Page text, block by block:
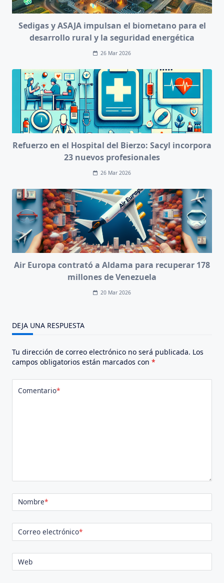
Sedigas y ASAJA impulsan el biometano para el
desarrollo rural y la seguridad energética
26 Mar 2026
Refuerzo en el Hospital del Bierzo: Sacyl incorpora
23 nuevos profesionales
26 Mar 2026
Air Europa contrató a Aldama para recuperar 178
millones de Venezuela
20 Mar 2026
DEJA UNA RESPUESTA
Tu dirección de correo electrónico no será publicada. Los
campos obligatorios están marcados con *
Comentario*
Nombre*
Correo electrónico*
Web